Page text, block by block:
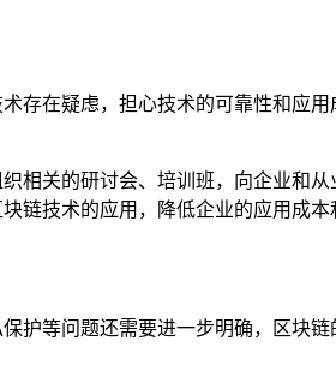
存在疑虑，担心技术的可靠性和应
相关的研讨会、培训班，向企业和
链技术的应用，降低企业的应用成本
等问题还需要进一步明确，区块链